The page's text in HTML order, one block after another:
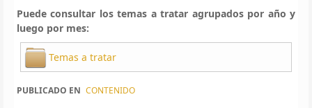
Puede consultar los temas a tratar agrupados por año y
luego por mes:
Temas a tratar
PUBLICADO EN CONTENIDO